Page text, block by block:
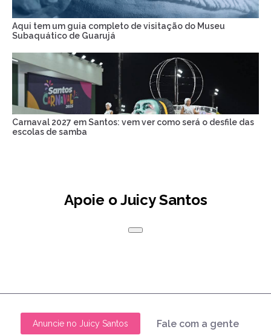
Aqui tem um guia completo de visitação do Museu
Subaquático de Guarujá
Carnaval 2027 em Santos: vem ver como será o desfile das
escolas de samba
Apoie o Juicy Santos
Anuncie no Juicy Santos Fale com a gente